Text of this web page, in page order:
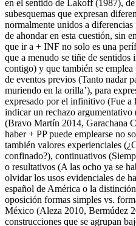
en el sentido de Lakoff (1987),
subesquemas que expresan
normalmente unidos a
de ahondar en esta cuestión, sin
que ir a + INF no solo es una
que a menudo se tiñe de sentidos
contigo) y que también se
de eventos previos (Tanto nadar
muriendo en la orilla’), para
expresado por el infinitivo (Fue a
indicar un rechazo argumentativo
(Bravo Martín 2014, Garachana
haber+ PPpuede emplearse no
también valores experienciales (
confinado?), continuativos (
o resultativos (A las ocho ya se
olvidar los usos evidenciales de
español de América o la
oposición formas simples vs.
México (Aleza 2010, Bermúdez
construcciones que se agrupan